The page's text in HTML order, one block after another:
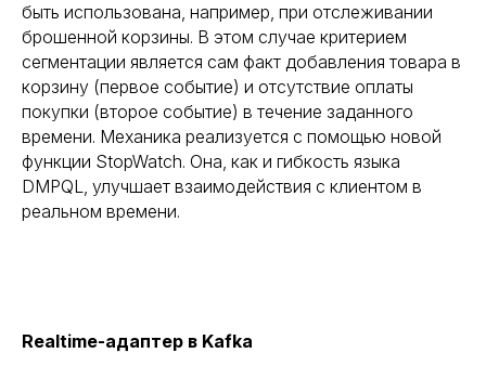
быть использована, например, при отслеживании
брошенной корзины. В этом случае критерием
сегментации является сам факт добавления товара в
корзину (первое событие) и отсутствие оплаты
покупки (второе событие) в течение заданного
времени. Механика реализуется с помощью новой
функции StopWatch. Она, как и гибкость языка
DMPQL, улучшает взаимодействия с клиентом в
реальном времени.
Realtime-адаптер в Kafka